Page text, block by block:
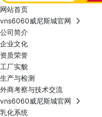
网站首页
vns6060威尼斯城官网
公司简介
企业文化
资质荣誉
工厂实貌
生产与检测
外商考察与技术交流
vns6060威尼斯城官网
乳化系统